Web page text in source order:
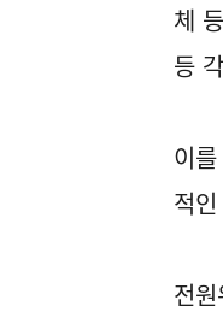
체
등
이
적
전